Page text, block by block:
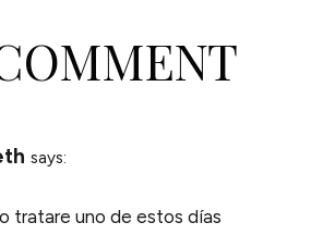
says:
tratare uno de estos días